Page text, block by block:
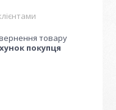
товару
покупця